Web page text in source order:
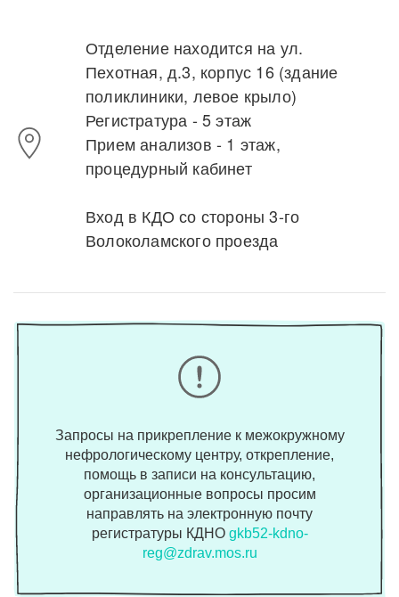
Отделение находится на ул.
Пехотная, д.3, корпус 16 (здание
поликлиники, левое крыло)
Регистратура - 5 этаж
Прием анализов - 1 этаж,
процедурный кабинет
Вход в КДО со стороны 3-го
Волоколамского проезда
Запросы на прикрепление к межокружному
нефрологическому центру, открепление,
помощь в записи на консультацию,
организационные вопросы просим
направлять на электронную почту
регистратуры КДНО gkb52-kdno-
reg@zdrav.mos.ru